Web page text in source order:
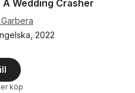
Wedding Crasher
2022
köp